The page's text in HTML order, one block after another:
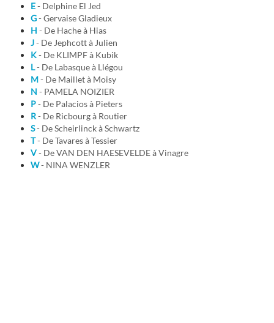
E
- Delphine El Jed
G
- Gervaise Gladieux
H
- De Hache à Hias
J
- De Jephcott à Julien
K
- De KLIMPF à Kubik
L
- De Labasque à Llégou
M
- De Maillet à Moisy
N
- PAMELA NOIZIER
P
- De Palacios à Pieters
R
- De Ricbourg à Routier
S
- De Scheirlinck à Schwartz
T
- De Tavares à Tessier
V
- De VAN DEN HAESEVELDE à Vinagre
W
- NINA WENZLER